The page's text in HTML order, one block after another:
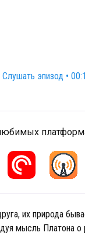
Слушать эпизод •
их природа
мысль Платона о